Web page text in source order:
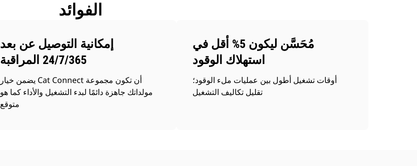
الفوائد
إمكانية التوصيل عن بعد
24/7/365 المراقبة
يضمن خيار Cat Connect أن تكون مجموعة
مولداتك جاهزة دائمًا لبدء التشغيل والأداء كما هو
متوقع
مُحَسَّن ليكون 5% أقل في
استهلاك الوقود
أوقات تشغيل أطول بين عمليات ملء الوقود؛
تقليل تكاليف التشغيل